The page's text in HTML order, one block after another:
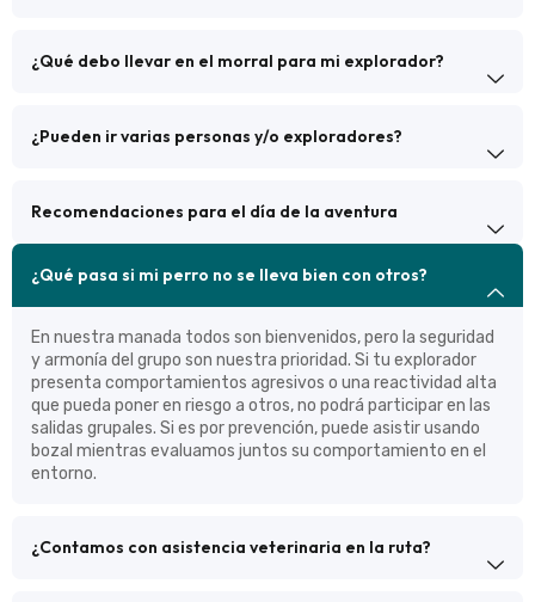
¿Qué debo llevar en el morral para mi explorador?
¿Pueden ir varias personas y/o exploradores?
Recomendaciones para el día de la aventura
¿Qué pasa si mi perro no se lleva bien con otros?
En nuestra manada todos son bienvenidos, pero la seguridad
y armonía del grupo son nuestra prioridad. Si tu explorador
presenta comportamientos agresivos o una reactividad alta
que pueda poner en riesgo a otros, no podrá participar en las
salidas grupales. Si es por prevención, puede asistir usando
bozal mientras evaluamos juntos su comportamiento en el
entorno.
¿Contamos con asistencia veterinaria en la ruta?